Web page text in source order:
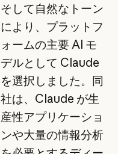
そして自然なトーン
により、プラットフ
ォームの主要 AI モ
デルとして Claude
を選択しました。同
社は、Claude が生
産性アプリケーショ
ンや大量の情報分析